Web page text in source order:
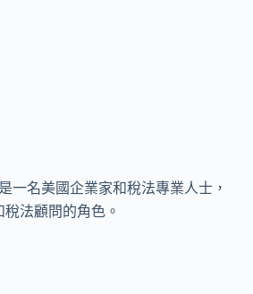
一名美國企業家和稅法專業人士，
法顧問的角色。